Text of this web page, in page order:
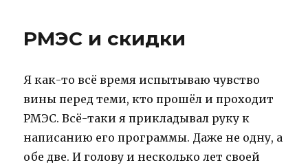
соблазнители
РМЭС и скидки
Я как-то всё время испытываю чувство
вины перед теми, кто прошёл и проходит
РМЭС. Всё-таки я прикладывал руку к
написанию его программы. Даже не одну, а
обе две. И голову и несколько лет своей